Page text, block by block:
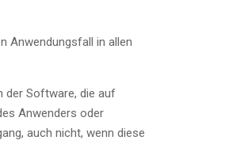
Anwendungsfall in allen
der Software, die auf
Anwenders oder
auch nicht, wenn diese